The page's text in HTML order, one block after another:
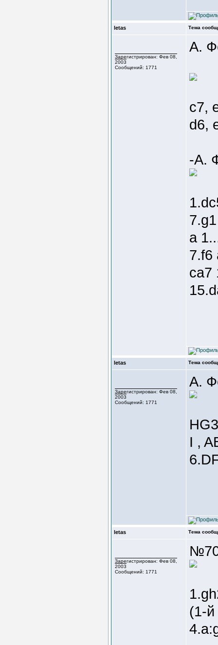
letas Тема
Зарегистрирован: Фев 08,
2003
Сообщений: 1771
А.
c7,
d6,
-А.
a
7.f6
ca7
letas Тема
Зарегистрирован: Фев 08,
2003
Сообщений: 1771
А.
I ,
letas Тема
Зарегистрирован: Фев 08,
2003
Сообщений: 1771
(1-